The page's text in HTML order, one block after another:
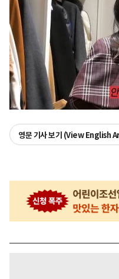
영문 기사 보기 (View English